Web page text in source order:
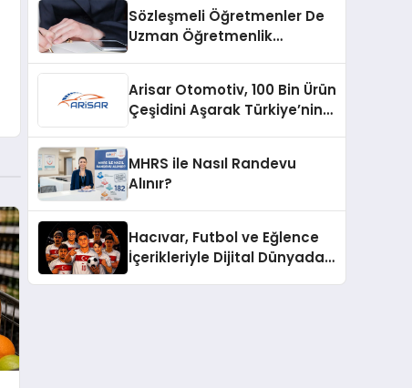
Sözleşmeli Öğretmenler De
Uzman Öğretmenlik
Arisar Otomotiv, 100 Bin Ürün
Çeşidini Aşarak Türkiye’nin
Platformlarından Biri Oldu
MHRS ile Nasıl Randevu
Alınır?
Hacıvar, Futbol ve Eğlence
İçerikleriyle Dijital Dünyada